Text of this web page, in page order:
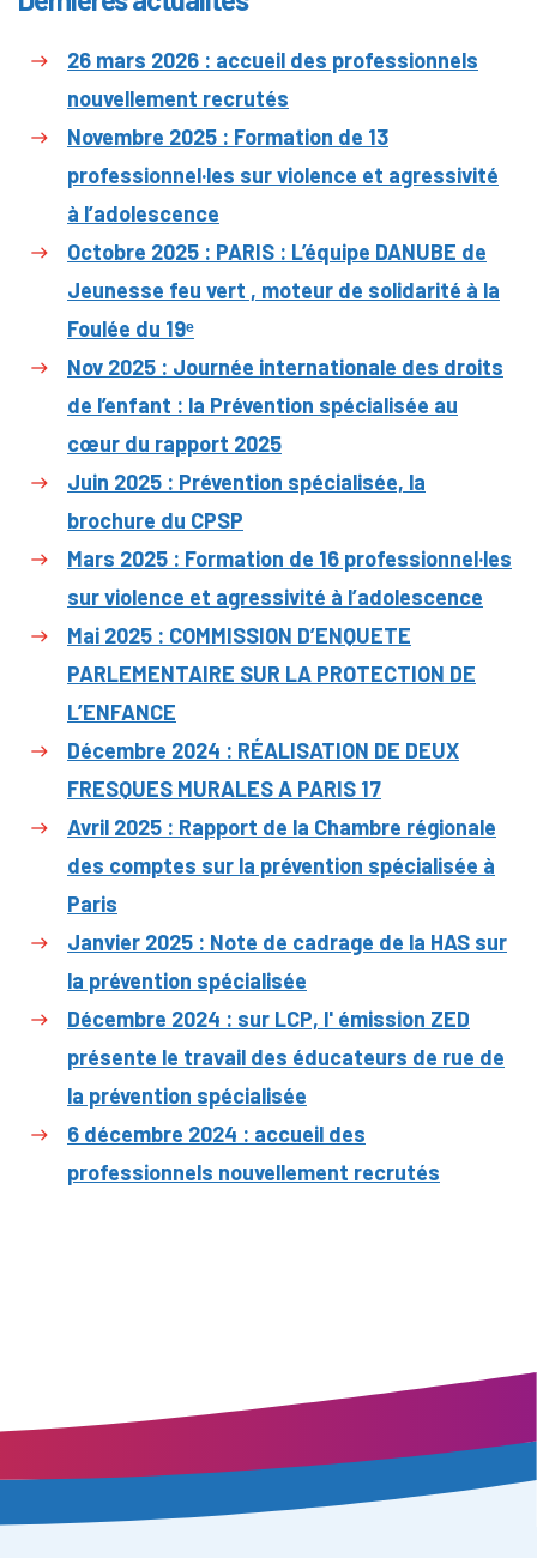
26 mars 2026 : accueil des professionnels
nouvellement recrutés
Novembre 2025 : Formation de 13
professionnel·les sur violence et agressivité
à l’adolescence
Octobre 2025 : PARIS : L’équipe DANUBE de
Jeunesse feu vert , moteur de solidarité à la
Foulée du 19ᵉ
Nov 2025 : Journée internationale des droits
de l’enfant : la Prévention spécialisée au
cœur du rapport 2025
Juin 2025 : Prévention spécialisée, la
brochure du CPSP
Mars 2025 : Formation de 16 professionnel·les
sur violence et agressivité à l’adolescence
Mai 2025 : COMMISSION D’ENQUETE
PARLEMENTAIRE SUR LA PROTECTION DE
L’ENFANCE
Décembre 2024 : RÉALISATION DE DEUX
FRESQUES MURALES A PARIS 17
Avril 2025 : Rapport de la Chambre régionale
des comptes sur la prévention spécialisée à
Paris
Janvier 2025 : Note de cadrage de la HAS sur
la prévention spécialisée
Décembre 2024 : sur LCP, l' émission ZED
présente le travail des éducateurs de rue de
la prévention spécialisée
6 décembre 2024 : accueil des
professionnels nouvellement recrutés